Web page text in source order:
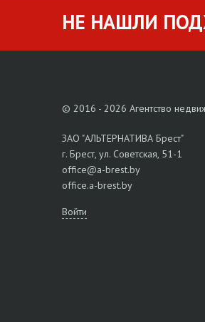
НЕ НАШЛИ
© 2016 - 2026 Агентство
ЗАО "АЛЬТЕРНАТИВА Брест"
г. Брест, ул. Советская, 51-1
office@a-brest.by
office.a-brest.by
Войти